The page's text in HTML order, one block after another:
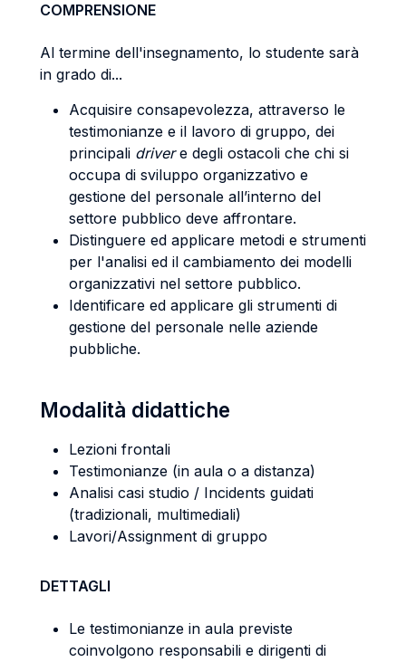
COMPRENSIONE
Al termine dell'insegnamento, lo studente sarà
in grado di...
Acquisire consapevolezza, attraverso le
testimonianze e il lavoro di gruppo, dei
principali drivere degli ostacoli che chi si
occupa di sviluppo organizzativo e
gestione del personale all’interno del
settore pubblico deve affrontare.
Distinguere ed applicare metodi e strumenti
per l'analisi ed il cambiamento dei modelli
organizzativi nel settore pubblico.
Identificare ed applicare gli strumenti di
gestione del personale nelle aziende
pubbliche.
Modalità didattiche
Lezioni frontali
Testimonianze (in aula o a distanza)
Analisi casi studio / Incidents guidati
(tradizionali, multimediali)
Lavori/Assignment di gruppo
DETTAGLI
Le testimonianze in aula previste
coinvolgono responsabili e dirigenti di